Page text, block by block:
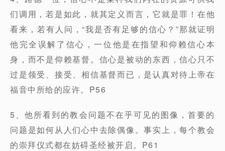
们调用，若是如此，就其定义而言，它就是罪！在他
看来，若有人问，“我是否有足够的信心？”那就证明
他完全误解了信心，一位他是在指望和仰赖信心本
身，而不是仰赖基督。信心是被动的东西，信心只不
过是领受、接受、相信基督而已，是认真对待上帝在
福音中所给的应许。P56
5、他所看到的教会问题不在乎可见的图像，首要的
问题是如何从人们心中去除偶像。事实上，每个教会
的崇拜仪式都在妨碍圣经被开启。P61